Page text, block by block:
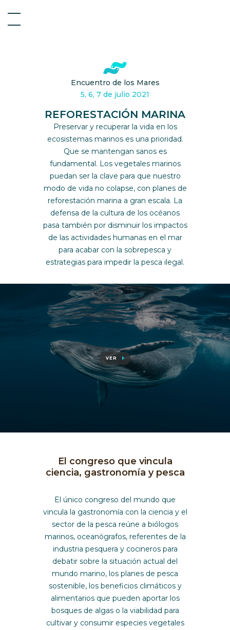
Encuentro de los Mares
5, 6, 7 de julio 2021
REFORESTACIÓN MARINA
Preservar y recuperar la vida en los
ecosistemas marinos es una prioridad.
Que se mantengan sanos es
fundamental. Los vegetales marinos
puedan ser la clave para que nuestro
modo de vida no colapse, con planes de
reforestación marina a gran escala. La
defensa de la cultura de los océanos
pasa también por disminuir los impactos
de las actividades humanas en el mar
para acabar con la sobrepesca y
estrategias para impedir la pesca ilegal.
VER
El congreso que vincula
ciencia, gastronomía y pesca
El único congreso del mundo que
vincula la gastronomía con la ciencia y el
sector de la pesca reúne a biólogos
marinos, oceanógrafos, referentes de la
industria pesquera y cocineros para
debatir sobre la situación actual del
mundo marino, los planes de pesca
sostenible, los beneficios climáticos y
alimentarios que pueden aportar los
bosques de algas o la viabilidad para
cultivar y consumir especies vegetales